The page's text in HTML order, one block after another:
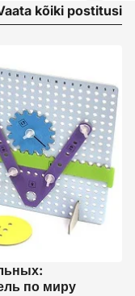
kõiki postitusi
по миру